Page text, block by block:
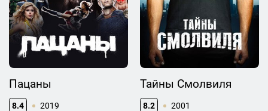
Пацаны
8.4 2019
Тайны Смолвиля
8.2 2001